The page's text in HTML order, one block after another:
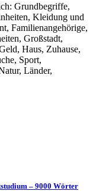
Grundbegriffe,
Kleidung und
Familienangehörige,
Großstadt,
Haus, Zuhause,
Sport,
Länder,
– 9000 Wörter